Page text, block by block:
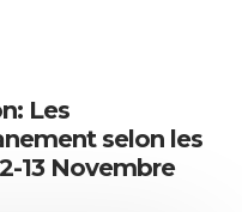
Les
selon les
13 Novembre